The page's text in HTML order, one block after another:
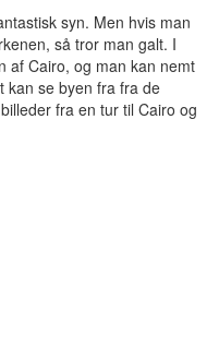
syn. Men hvis man
så tror man galt. I
af Cairo, og man kan nemt
kan se byen fra fra de
fra en tur til Cairo og